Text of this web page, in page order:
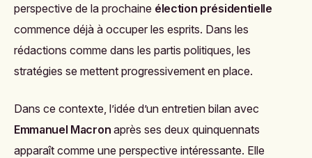
perspective de la prochaine élection présidentielle
commence déjà à occuper les esprits. Dans les
rédactions comme dans les partis politiques, les
stratégies se mettent progressivement en place.
Dans ce contexte, l’idée d’un entretien bilan avec
Emmanuel Macron après ses deux quinquennats
apparaît comme une perspective intéressante. Elle